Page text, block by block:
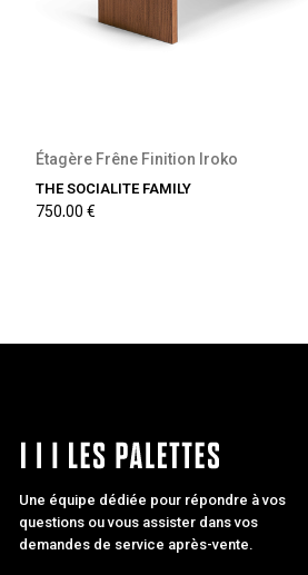
Étagère Frêne Finition Iroko
THE SOCIALITE FAMILY
750,00 €
Une équipe dédiée pour répondre à vos
questions ou vous assister dans vos
demandes de service après-vente.